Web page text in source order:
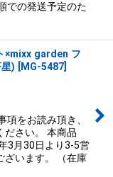
での発送予定のた
×mixx garden フ
)
MG-5487
項をお読み頂き、
ださい。 本商品
3月30日より3-5営
ざいます。 （在庫